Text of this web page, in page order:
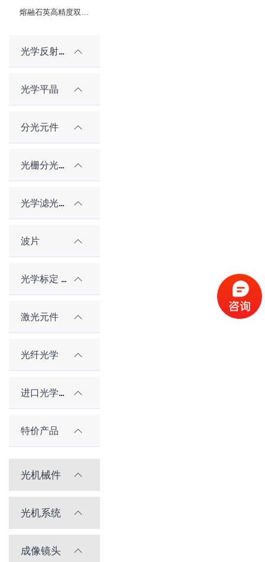
光学反射镜
光学平晶
分光元件
光栅分光元件
光学滤光片
波片
光学标定 / 对准元件
激光元件
光纤光学
进口光学元件
特价产品
光机械件
光机系统
成像镜头